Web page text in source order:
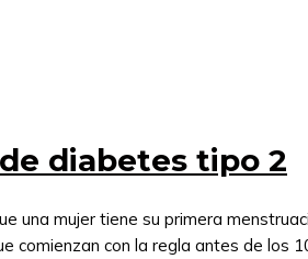
diabetes tipo 2
una mujer tiene su primera
comienzan con la regla antes de